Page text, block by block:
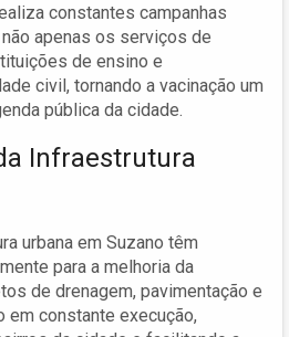
constantes campanhas
apenas os serviços de
de ensino e
civil, tornando a vacinação um
pública da cidade.
Infraestrutura
urbana em Suzano têm
para a melhoria da
de drenagem, pavimentação e
em constante execução,